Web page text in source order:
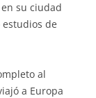
su ciudad
de
al
a Europa